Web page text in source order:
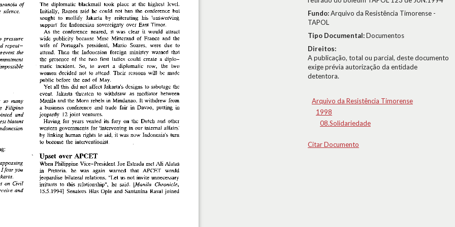
Fundo:Arquivo da Resistência Timorense -
TAPOL
Tipo Documental:Documentos
Direitos:
A publicação, total ou parcial, deste documento
exige prévia autorização da entidade
detentora.
Arquivo da Resistência Timorense
1998
08.Solidariedade
Citar Documento